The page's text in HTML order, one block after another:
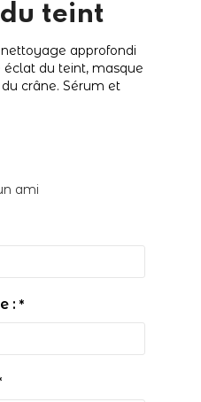
teint
approfondi
du teint, masque
crâne. Sérum et
ami
: *